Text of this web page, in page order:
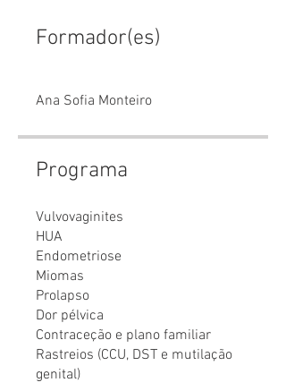
Formador(es)
Ana Sofia Monteiro
Programa
Vulvovaginites
⁠HUA
Endometriose
Miomas
Prolapso
Dor pélvica
Contraceção e plano familiar
Rastreios (CCU, DST e mutilação
genital)